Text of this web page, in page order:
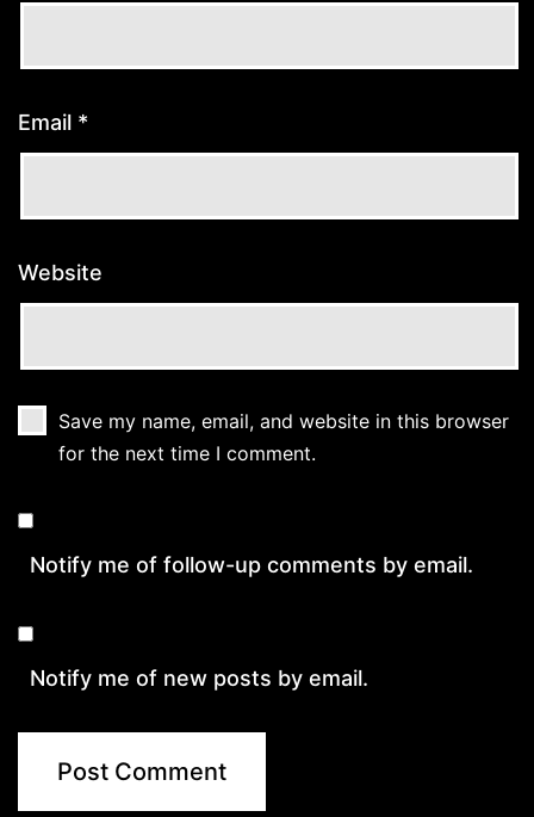
Email *
Website
Save my name, email, and website in this browser
for the next time I comment.
Notify me of follow-up comments by email.
Notify me of new posts by email.